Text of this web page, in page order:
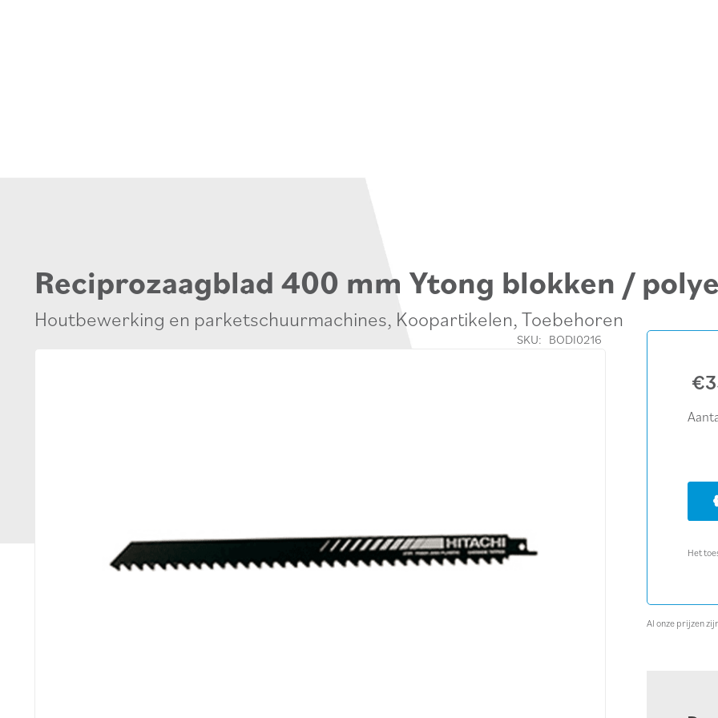
Reciprozaagblad 400 mm Ytong blokken /
Houtbewerking en parketschuurmachines, Koopartikelen,Toebehoren
SKU: BODI0216
€
Het
Al onze prijzen